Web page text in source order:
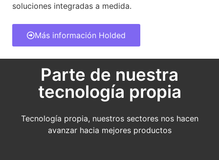
soluciones integradas a medida.
Más información Holded
Parte de nuestra
tecnología propia
Tecnología propia, nuestros sectores nos hacen
avanzar hacia mejores productos